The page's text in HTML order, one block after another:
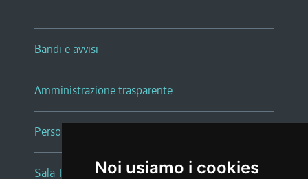
Noi usiamo i cookies
Bandi e avvisi
Amministrazione trasparente
Persone e Uffici
Sala Tiziano Tessitori